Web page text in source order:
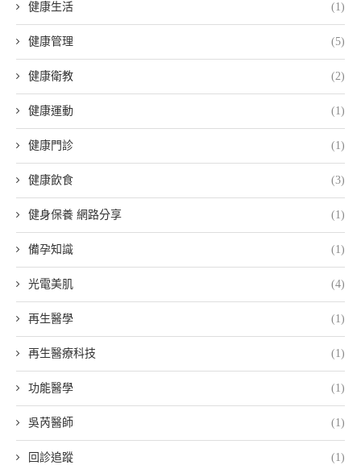
健康生活 (1)
健康管理 (5)
健康衛教 (2)
健康運動 (1)
健康門診 (1)
健康飲食 (3)
健身保養 網路分享 (1)
備孕知識 (1)
光電美肌 (4)
再生醫學 (1)
再生醫療科技 (1)
功能醫學 (1)
吳芮醫師 (1)
回診追蹤 (1)